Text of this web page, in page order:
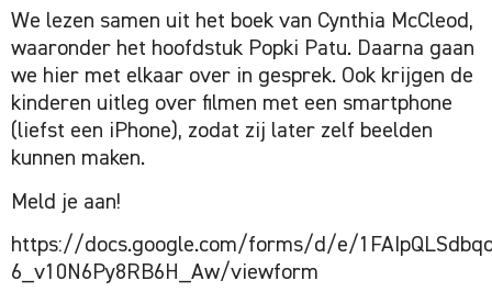
We lezen samen uit het boek van Cynthia McCleod,
waaronder het hoofdstuk Popki Patu. Daarna gaan
we hier met elkaar over in gesprek. Ook krijgen de
kinderen uitleg over filmen met een smartphone
(liefst een iPhone), zodat zij later zelf beelden
kunnen maken.
Meld je aan!
https://docs.google.com/forms/d/e/
6_v10N6Py8RB6H_Aw/viewform